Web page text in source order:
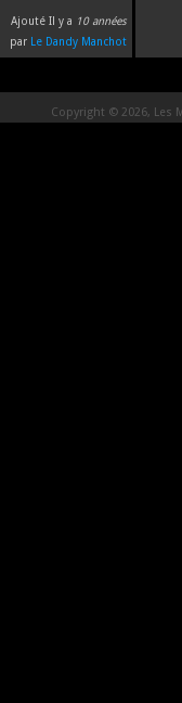
Ajouté Il y a 10 années
par Le Dandy Manchot
Copyright © 2026, Les